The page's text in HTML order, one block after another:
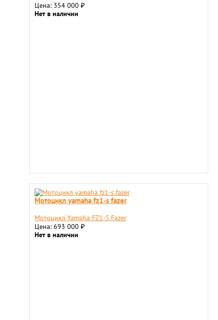
Цена: 354 000 ₽
Нет в наличии
Мотоцикл yamaha fz1-s fazer
Мотоцикл Yamaha FZ1-S Fazer
Цена: 693 000 ₽
Нет в наличии